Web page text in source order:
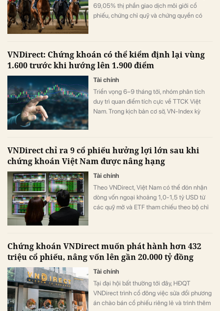
69,05% thị phần giao dịch môi giới cổ
phiếu, chứng chỉ quỹ và chứng quyền có
VNDirect: Chứng khoán có thể kiểm định lại vùng
1.600 trước khi hướng lên 1.900 điểm
Tài chính
Triển vọng 6–9 tháng tới, nhóm phân tích
duy trì quan điểm tích cực về TTCK Việt
Nam. Trong kịch bản cơ sở, VN-Index kỳ
VNDirect chỉ ra 9 cổ phiếu hưởng lợi lớn sau khi
chứng khoán Việt Nam được nâng hạng
Tài chính
Theo VNDirect, Việt Nam có thể đón nhận
dòng vốn ngoại khoảng 1,0-1,5 tỷ USD từ
các quỹ mở và ETF tham chiếu theo bộ chỉ
Chứng khoán VNDirect muốn phát hành hơn 432
triệu cổ phiếu, nâng vốn lên gần 20.000 tỷ đồng
Tài chính
Tại đại hội bất thường tới đây, HĐQT
VNDirect trình cổ đông việc sửa đổi phương
án chào bán cổ phiếu riêng lẻ và trình thêm